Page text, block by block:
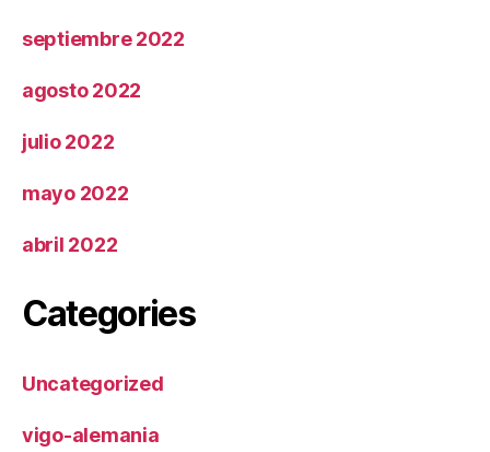
septiembre 2022
agosto 2022
julio 2022
mayo 2022
abril 2022
Categories
Uncategorized
vigo-alemania